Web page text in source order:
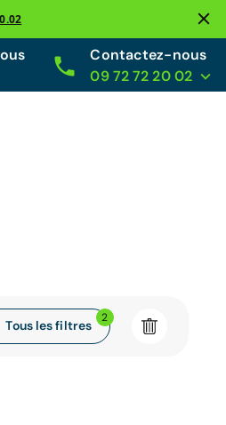
Contactez-nous
09 72 72 20 02
Tous les filtres
2